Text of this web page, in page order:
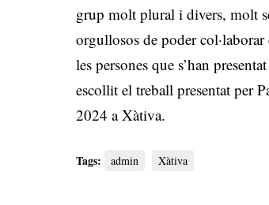
grup molt plural i divers, molt
orgullosos de poder
les persones que s’han
escollit el treball presentat per
2024 a Xàtiva.
Tags: admin Xàtiva